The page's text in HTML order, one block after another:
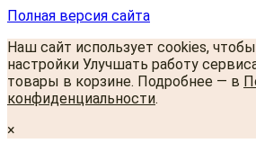
Полная версия сайта
Наш сайт использует cookies,
настройки Улучшать работу
товары в корзине. Подробнее — в
конфиденциальности.
×